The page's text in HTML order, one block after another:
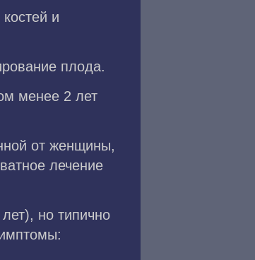
и
плода.
менее 2 лет
от женщины,
лечение
но типично